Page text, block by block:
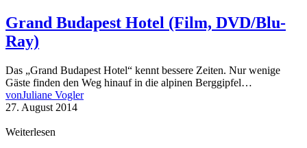
Grand Budapest Hotel (Film, DVD/Blu-
Ray)
Das „Grand Budapest Hotel“ kennt bessere Zeiten. Nur wenige
Gäste finden den Weg hinauf in die alpinen Berggipfel…
vonJuliane Vogler
27. August 2014
Weiterlesen